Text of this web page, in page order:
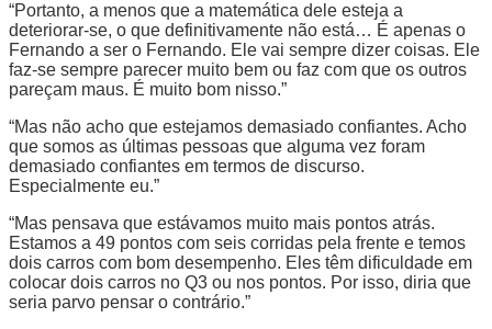
“Portanto, a menos que a matemática dele esteja a
deteriorar-se, o que definitivamente não está… É apenas o
Fernando a ser o Fernando. Ele vai sempre dizer coisas. Ele
faz-se sempre parecer muito bem ou faz com que os outros
pareçam maus. É muito bom nisso.”
“Mas não acho que estejamos demasiado confiantes. Acho
que somos as últimas pessoas que alguma vez foram
demasiado confiantes em termos de discurso.
Especialmente eu.”
“Mas pensava que estávamos muito mais pontos atrás.
Estamos a 49 pontos com seis corridas pela frente e temos
dois carros com bom desempenho. Eles têm dificuldade em
colocar dois carros no Q3 ou nos pontos. Por isso, diria que
seria parvo pensar o contrário.”